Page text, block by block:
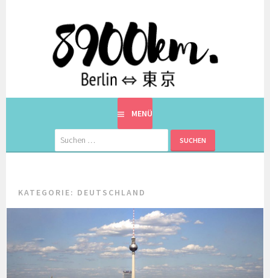
8900KM. BERLIN ⇔ 東京
EINE BERLINERIN IN JAPAN. MIT EINEM JAPANER.
MENÜ
Suchen
nach:
KATEGORIE: DEUTSCHLAND